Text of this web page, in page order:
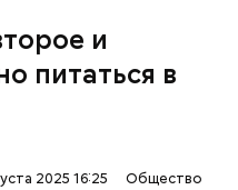
и
питаться в
2025 16:25 Общество